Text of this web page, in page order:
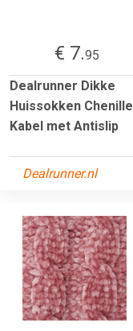
€ 7.95
Dealrunner Dikke
Huissokken Chenille
Kabel met Antislip
Dealrunner.nl